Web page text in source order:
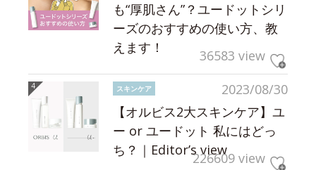
も“厚肌さん”？ユードットシリ
ーズのおすすめの使い方、教
えます！
36583 view
2023/08/30
スキンケア
【オルビス2大スキンケア】ユ
ー or ユードット 私にはどっ
ち？｜Editor’s view226609 view